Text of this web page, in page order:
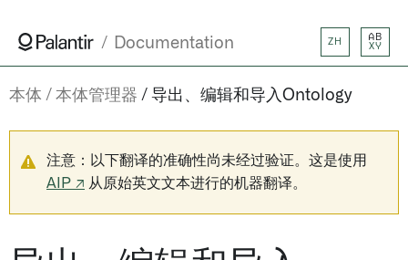
Documentation ZH
AB
XY
本体 本体管理器 导出、编辑和导入Ontology
注意：以下翻译的准确性尚未经过验证。这是使用
AIP ↗ 从原始英文文本进行的机器翻译。